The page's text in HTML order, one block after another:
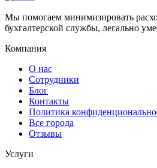
Мы помогаем минимизировать
бухгалтерской службы, легально
Компания
О нас
Сотрудники
Блог
Контакты
Политика
Все города
Отзывы
Услуги